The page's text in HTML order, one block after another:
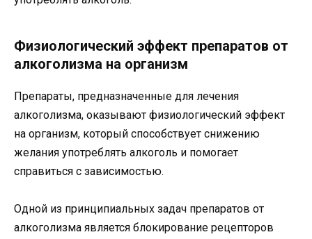
Физиологический эффект препаратов от
алкоголизма на организм
Препараты, предназначенные для лечения
алкоголизма, оказывают физиологический эффект
на организм, который способствует снижению
желания употреблять алкоголь и помогает
справиться с зависимостью.
Одной из принципиальных задач препаратов от
алкоголизма является блокирование рецепторов